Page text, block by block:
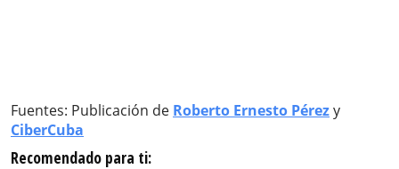
Fuentes: Publicación de Roberto Ernesto Pérezy
CiberCuba
Recomendado para ti: